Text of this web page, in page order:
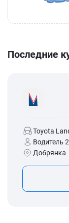
Последние
Toyota
Водитель
Добрянка